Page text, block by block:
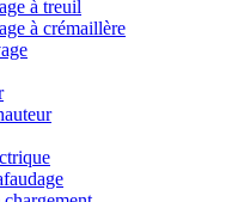
à treuil
à crémaillère